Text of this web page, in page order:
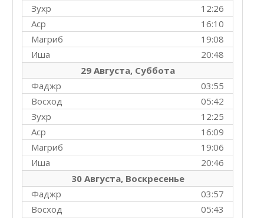
12:26
Зухр
16:10
Аср
19:08
Магриб
20:48
Иша
29 Августа, Суббота
03:55
Фаджр
05:42
Восход
12:25
Зухр
16:09
Аср
19:06
Магриб
20:46
Иша
30 Августа, Воскресенье
03:57
Фаджр
05:43
Восход